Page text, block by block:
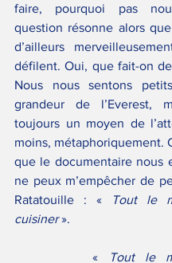
faire, pourquoi pas
question résonne alors
d’ailleurs
défilent. Oui, que fait-on de
Nous nous sentons
grandeur de
toujours un moyen de
moins, métaphoriquement.
que le documentaire nous
ne peux m’empêcher de
Ratatouille : «
Tout le
cuisiner ».
		«
Tout le